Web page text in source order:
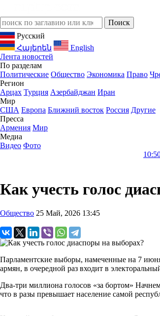
Русский
Հայերեն
English
Лента новостей
По разделам
Политические Общество Экономика Право
Регион
Арцах Турция Азербайджан Иран
Мир
США Европа Ближний восток Россия Другие
Пресса
Армения Мир
Медиа
Видео Фото
Как учесть голос
Общество 25 Май, 2026 13:45
Парламентские выборы, намеченные на 7
армян, в очередной раз входит в
Два-три миллиона голосов «за бортом»
что в разы превышает население самой